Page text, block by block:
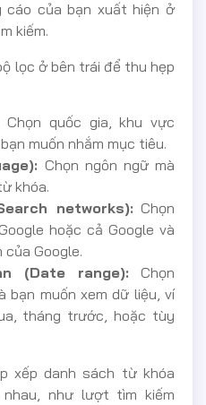
cáo của bạn xuất hiện ở
kiếm.
lọc ở bên trái để thu hẹp
Chọn quốc gia, khu vực
muốn nhắm mục tiêu.
Chọn ngôn ngữ mà
khóa.
networks): Chọn
hoặc cả Google và
Google.
(Date range): Chọn
bạn muốn xem dữ liệu, ví
tháng trước, hoặc tùy
xếp danh sách từ khóa
như lượt tìm kiếm